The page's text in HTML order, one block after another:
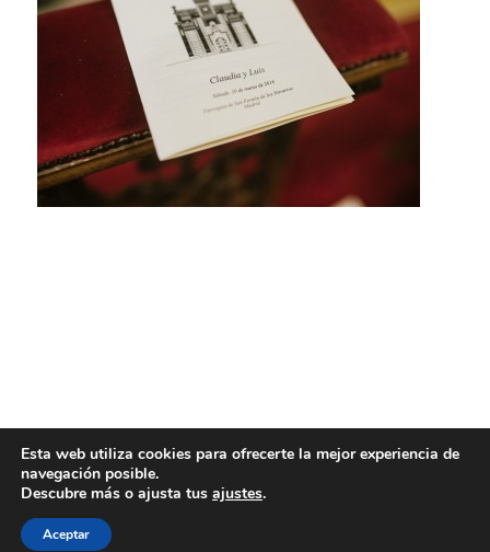
Esta web utiliza cookies para ofrecerte la mejor experiencia de
navegación posible.
Descubre más o ajusta tus ajustes.
Aceptar